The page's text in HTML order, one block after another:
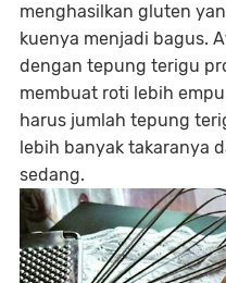
menghasilkan gluten
kuenya menjadi bagus.
dengan tepung terigu
membuat roti lebih
harus jumlah tepung
lebih banyak takaranya
sedang.